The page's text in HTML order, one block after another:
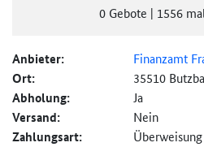
0 Gebote | 1556
Anbieter: Finanzamt
Ort: 35510
Abholung: Ja
Versand: Nein
Zahlungsart: Überweisung